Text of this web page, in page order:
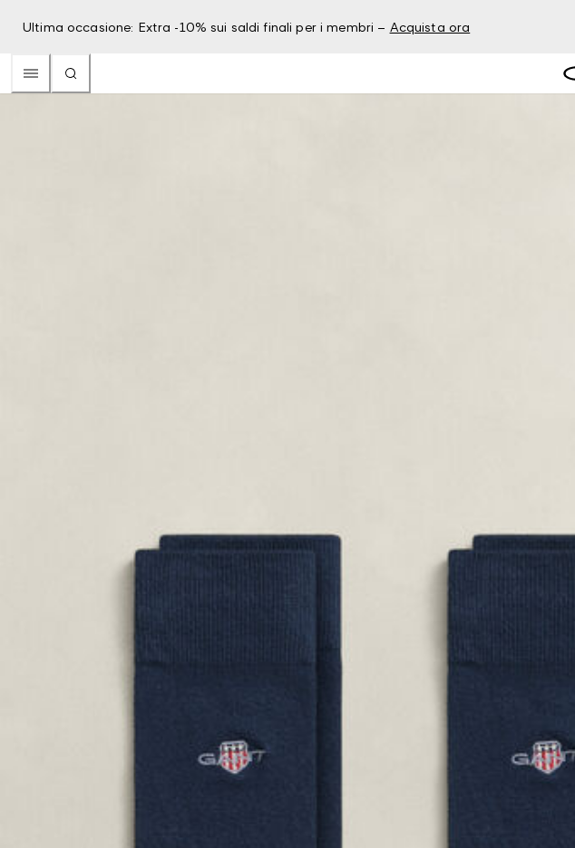
Ultima occasione: Extra -10% sui saldi finali per i membri – Acquista ora